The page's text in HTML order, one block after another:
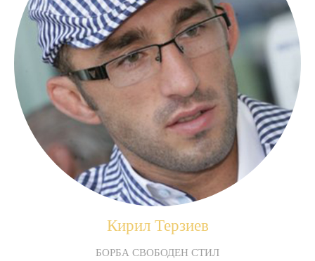
Кирил Терзиев
БОРБА СВОБОДЕН СТИЛ